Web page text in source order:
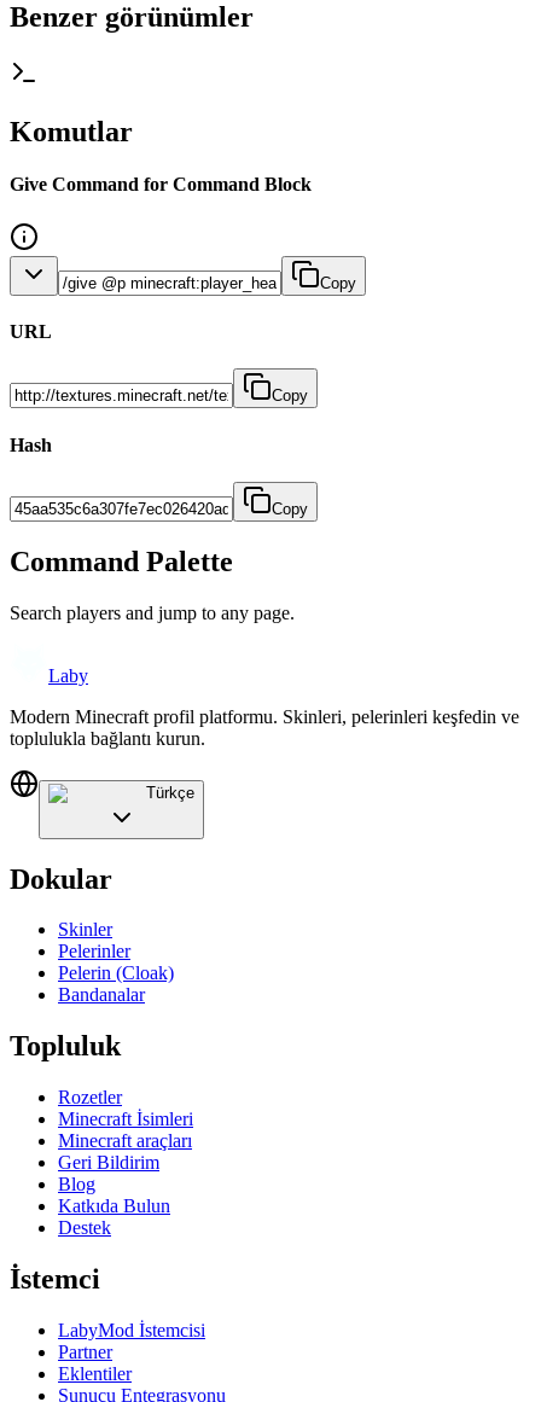
Benzer görünümler
Komutlar
Give Command for Command Block
Copy
URL
Copy
Hash
Copy
Command Palette
Search players and jump to any page.
Laby
Modern Minecraft profil platformu. Skinleri, pelerinleri keşfedin ve
toplulukla bağlantı kurun.
Türkçe
Dokular
Skinler
Pelerinler
Pelerin (Cloak)
Bandanalar
Topluluk
Rozetler
Minecraft İsimleri
Minecraft araçları
Geri Bildirim
Blog
Katkıda Bulun
Destek
İstemci
LabyMod İstemcisi
Partner
Eklentiler
Sunucu Entegrasyonu